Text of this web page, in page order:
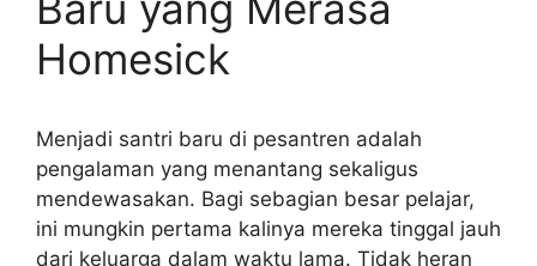
Homesick
Menjadi santri baru di pesantren adalah
pengalaman yang menantang sekaligus
mendewasakan. Bagi sebagian besar pelajar,
ini mungkin pertama kalinya mereka tinggal jauh
dari keluarga dalam waktu lama. Tidak heran